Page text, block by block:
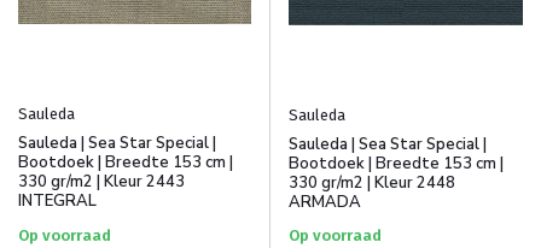
Sauleda
Sauleda | Sea Star Special |
Bootdoek | Breedte 153 cm |
330 gr/m2 | Kleur 2443
INTEGRAL
Op voorraad
Sauleda
Sauleda | Sea Star Special |
Bootdoek | Breedte 153 cm |
330 gr/m2 | Kleur 2448
ARMADA
Op voorraad